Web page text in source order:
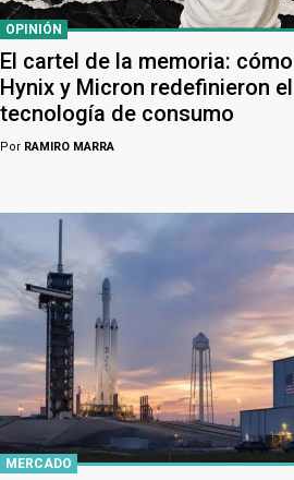
OPINIÓN
El cartel de la memoria:
Hynix y Micron redefinieron
tecnología de consumo
Por RAMIRO MARRA
MERCADO